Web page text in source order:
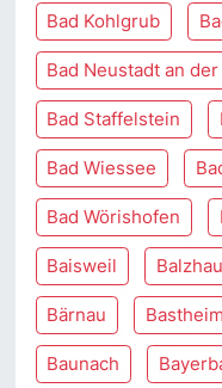
Bad Kohlgrub
Bad Neustadt an der
Bad Staffelstein
Bad Wiessee
Bad Wörishofen
Baisweil
Bärnau Bastheim
Baunach